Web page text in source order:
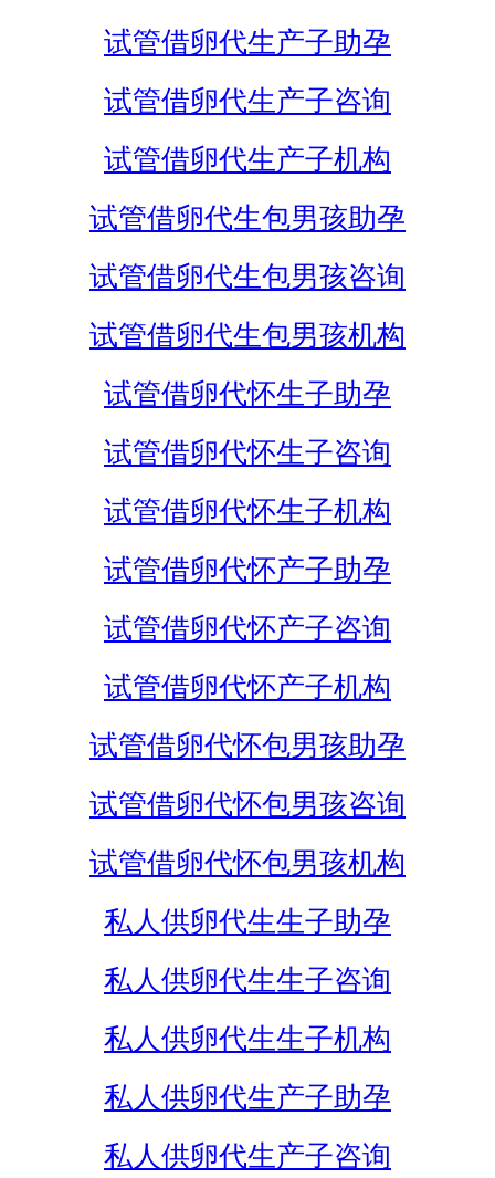
试管借卵代生产子助孕
试管借卵代生产子咨询
试管借卵代生产子机构
试管借卵代生包男孩助孕
试管借卵代生包男孩咨询
试管借卵代生包男孩机构
试管借卵代怀生子助孕
试管借卵代怀生子咨询
试管借卵代怀生子机构
试管借卵代怀产子助孕
试管借卵代怀产子咨询
试管借卵代怀产子机构
试管借卵代怀包男孩助孕
试管借卵代怀包男孩咨询
试管借卵代怀包男孩机构
私人供卵代生生子助孕
私人供卵代生生子咨询
私人供卵代生生子机构
私人供卵代生产子助孕
私人供卵代生产子咨询